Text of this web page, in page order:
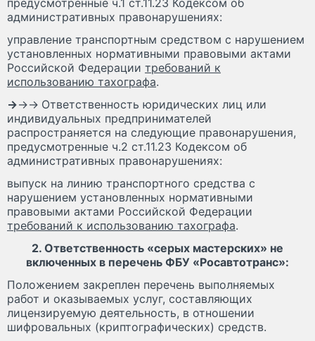
административных правонарушениях:
управление транспортным средством с нарушением
установленных нормативными правовыми актами
Российской Федерации требований к
использованию тахографа.
→→→ Ответственность юридических лиц или
индивидуальных предпринимателей
распространяется на следующие правонарушения,
предусмотренные ч.2 ст.11.23 Кодексом об
административных правонарушениях:
выпуск на линию транспортного средства с
нарушением установленных нормативными
правовыми актами Российской Федерации
требований к использованию тахографа.
2. Ответственность «серых мастерских» не
включенных в перечень ФБУ «Росавтотранс»:
Положением закреплен перечень выполняемых
работ и оказываемых услуг, составляющих
лицензируемую деятельность, в отношении
шифровальных (криптографических) средств.